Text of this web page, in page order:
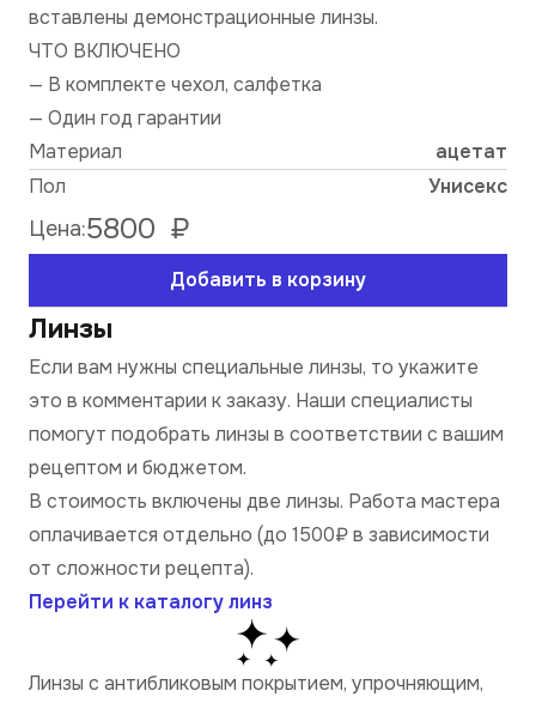
вставлены демонстрационные линзы.
ЧТО ВКЛЮЧЕНО
— В комплекте чехол, салфетка
— Один год гарантии
Материал
ацетат
Пол
Унисекс
Цена:5800 ₽
Добавить в корзину
Линзы
Если вам нужны специальные линзы, то укажите
это в комментарии к заказу. Наши специалисты
помогут подобрать линзы в соответствии с вашим
рецептом и бюджетом.
В стоимость включены две линзы. Работа мастера
оплачивается отдельно (до 1500₽ в зависимости
от сложности рецепта).
Перейти к каталогу линз
Линзы с антибликовым покрытием, упрочняющим,